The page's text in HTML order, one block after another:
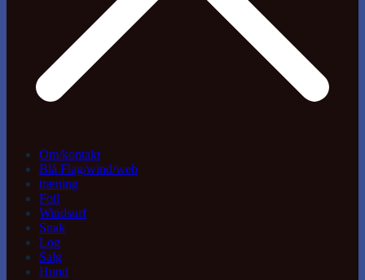
Om/kontakt
Blå Flag/wind/web
træning
Foil
Windsurf
Snak
Log
Salg
Hund